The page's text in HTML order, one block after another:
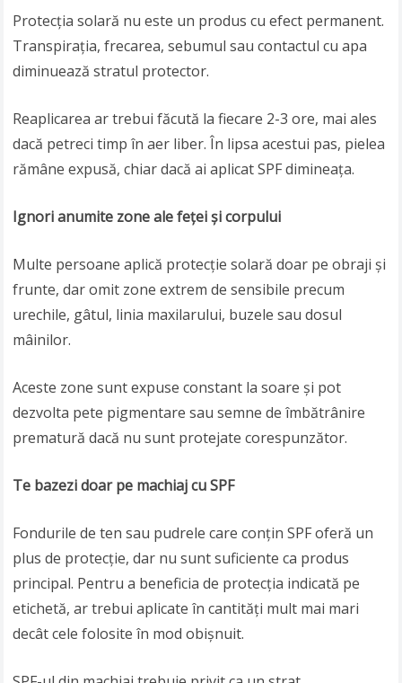
Protecția solară nu este un produs cu efect permanent.
Transpirația, frecarea, sebumul sau contactul cu apa
diminuează stratul protector.
Reaplicarea ar trebui făcută la fiecare 2-3 ore, mai ales
dacă petreci timp în aer liber. În lipsa acestui pas, pielea
rămâne expusă, chiar dacă ai aplicat SPF dimineața.
Ignori anumite zone ale feței și corpului
Multe persoane aplică protecție solară doar pe obraji și
frunte, dar omit zone extrem de sensibile precum
urechile, gâtul, linia maxilarului, buzele sau dosul
mâinilor.
Aceste zone sunt expuse constant la soare și pot
dezvolta pete pigmentare sau semne de îmbătrânire
prematură dacă nu sunt protejate corespunzător.
Te bazezi doar pe machiaj cu SPF
Fondurile de ten sau pudrele care conțin SPF oferă un
plus de protecție, dar nu sunt suficiente ca produs
principal. Pentru a beneficia de protecția indicată pe
etichetă, ar trebui aplicate în cantități mult mai mari
decât cele folosite în mod obișnuit.